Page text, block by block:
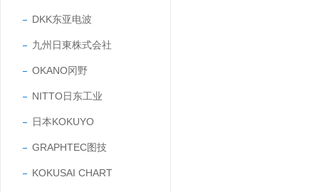
DKK东亚电波
九州日東株式会社
OKANO冈野
NITTO日东工业
日本KOKUYO
GRAPHTEC图技
KOKUSAI CHART